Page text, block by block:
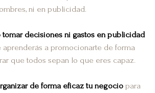
ni en publicidad.
tomar decisiones ni gastos en publicidad
aprenderás a promocionarte de forma
que todos sepan lo que eres capaz.
de forma eficaz tu negocio para